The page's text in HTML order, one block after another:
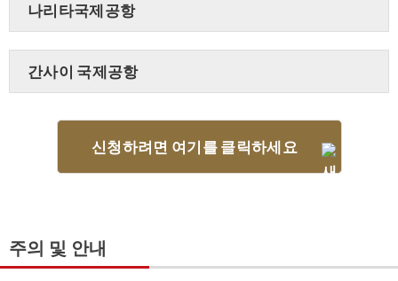
나리타국제공항
간사이 국제공항
신청하려면 여기를 클릭하세요
주의 및 안내